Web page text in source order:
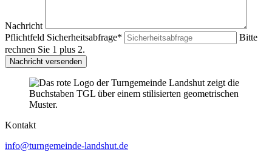
Nachricht
Pflichtfeld Sicherheitsabfrage*
Bitte
rechnen Sie 1 plus 2.
Nachricht versenden
Kontakt
info@turngemeinde-landshut.de